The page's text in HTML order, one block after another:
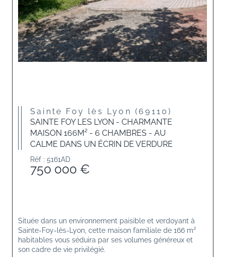
Sainte Foy lès Lyon (69110)
SAINTE FOY LES LYON - CHARMANTE
MAISON 166M² - 6 CHAMBRES - AU
CALME DANS UN ÉCRIN DE VERDURE
Réf : 5161AD
750 000 €
Située dans un environnement paisible et verdoyant à
Sainte-Foy-lès-Lyon, cette maison familiale de 166 m²
habitables vous séduira par ses volumes généreux et
son cadre de vie privilégié.